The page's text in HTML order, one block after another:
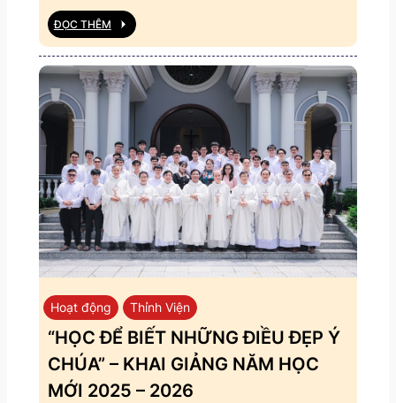
ĐỌC THÊM
Hoạt động Thỉnh Viện
“HỌC ĐỂ BIẾT NHỮNG ĐIỀU ĐẸP Ý
CHÚA” – KHAI GIẢNG NĂM HỌC
MỚI 2025 – 2026